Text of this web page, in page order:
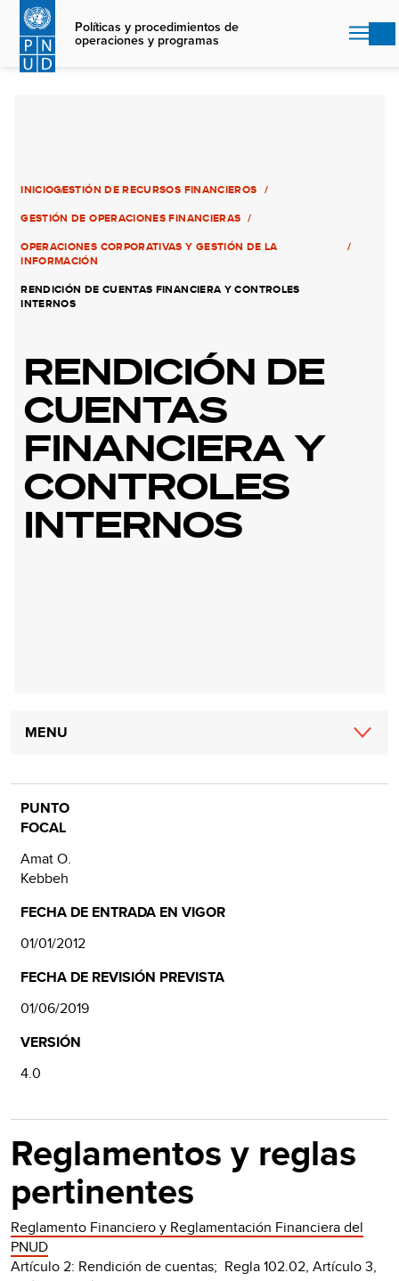
Skip
main
content
Políticas y procedimientos de
operaciones y programas
INICIOGESTIÓN DE RECURSOS FINANCIEROS
GESTIÓN DE OPERACIONES FINANCIERAS
OPERACIONES CORPORATIVAS Y GESTIÓN DE LA
INFORMACIÓN
RENDICIÓN DE CUENTAS FINANCIERA Y CONTROLES
INTERNOS
RENDICIÓN DE
CUENTAS
FINANCIERA Y
CONTROLES
INTERNOS
Main
MENU
PUNTO
FOCAL
Amat O.
Kebbeh
FECHA DE ENTRADA EN VIGOR
01/01/2012
FECHA DE REVISIÓN PREVISTA
01/06/2019
VERSIÓN
4.0
Reglamentos y reglas
pertinentes
Reglamento Financiero y Reglamentación Financiera del
PNUD
Artículo 2: Rendición de cuentas; Regla 102.02, Artículo3,